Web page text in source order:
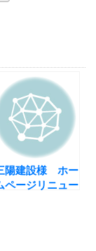
陽建設様 ホー
ページリニュー